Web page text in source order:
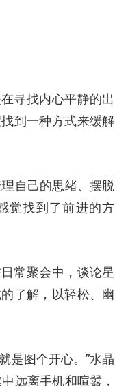
寻找内心平静的出
到一种方式来缓解
自己的思绪、摆脱
觉找到了前进的方
常聚会中，谈论星
了解，以轻松、幽
是图个开心。”水晶
远离手机和喧嚣，